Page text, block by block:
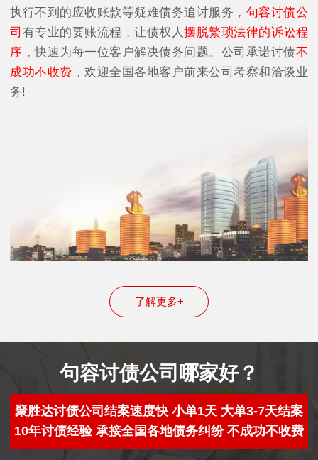
执行不到的应收账款等疑难债务追讨服务， 句容讨债公
司 有专业的要账流程，让债权人摆脱繁琐法律的诉讼程
序 ，快速为每一位客户解决债务问题。公司承诺讨债不
成功不收费 ，欢迎全国各地客户前来公司考察和洽谈业
务!
了解更多+
句容讨债公司哪家好？
聚胜达讨债公司结案速度快 小单1天 大单3-7天结案
10年讨债经验 承接全国各地债务纠纷 不成功不收费